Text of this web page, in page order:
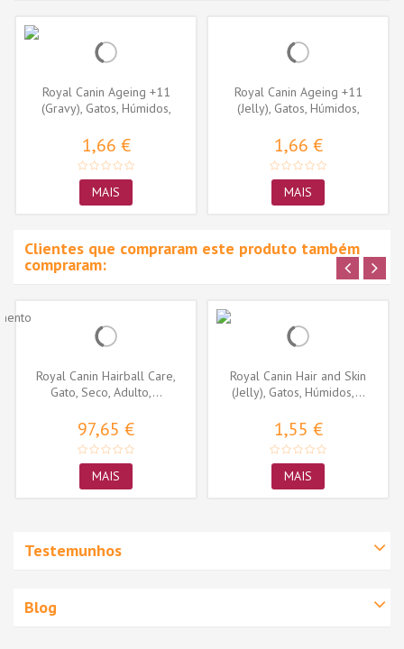
Royal Canin Ageing +11
(Gravy), Gatos, Húmidos,
1,66 €
MAIS
Royal Canin Ageing +11
(Jelly), Gatos, Húmidos,
1,66 €
MAIS
Clientes que compraram este produto também
compraram:
Royal Canin Hairball Care,
Gato, Seco, Adulto,...
97,65 €
MAIS
Royal Canin Hair and Skin
(Jelly), Gatos, Húmidos,...
1,55 €
MAIS
Testemunhos
Blog